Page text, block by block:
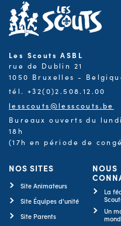
Les Scouts ASBL
rue de Dublin 21
1050 Bruxelles -
tél. +32(0)2.508.12.00
lesscouts@lesscouts.be
Bureaux ouverts du
18h
(17h en période de
NOS SITES
Site Animateurs
Site Équipes d'unité
Site Parents
NOUS
La
Un